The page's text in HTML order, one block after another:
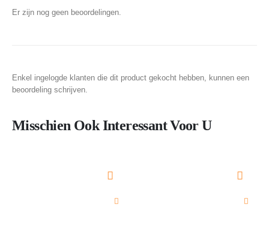
Er zijn nog geen beoordelingen.
Enkel ingelogde klanten die dit product gekocht hebben, kunnen een
beoordeling schrijven.
Misschien Ook Interessant Voor U